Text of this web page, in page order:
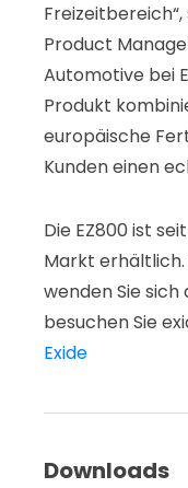
Product
Automotive bei
Produkt
europäische
Kunden einen
Die EZ800 ist
Markt
wenden Sie
besuchen Sie
Exide
Downloads